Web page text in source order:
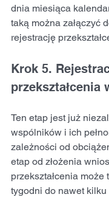
dnia miesiąca
taką można załączyć
rejestrację
Krok 5.
przekształcenia
Ten etap jest już
wspólników i ich
zależności od
etap od złożenia
przekształcenia może
tygodni do nawet